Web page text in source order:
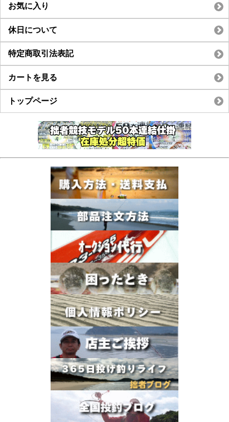
お気に入り
休日について
特定商取引法表記
カートを見る
トップページ